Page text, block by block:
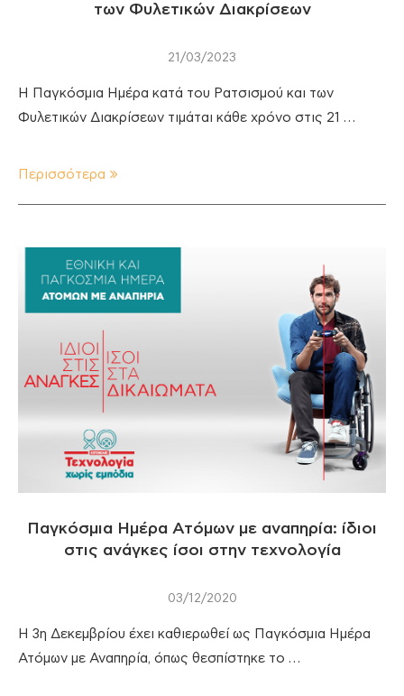
των Φυλετικών Διακρίσεων
21/03/2023
Η Παγκόσμια Ημέρα κατά του Ρατσισμού και των
Φυλετικών Διακρίσεων τιμάται κάθε χρόνο στις 21 …
Περισσότερα
Παγκόσμια Ημέρα Ατόμων με αναπηρία: ίδιοι
στις ανάγκες ίσοι στην τεχνολογία
03/12/2020
Η 3η Δεκεμβρίου έχει καθιερωθεί ως Παγκόσμια Ημέρα
Ατόμων με Αναπηρία, όπως θεσπίστηκε το …